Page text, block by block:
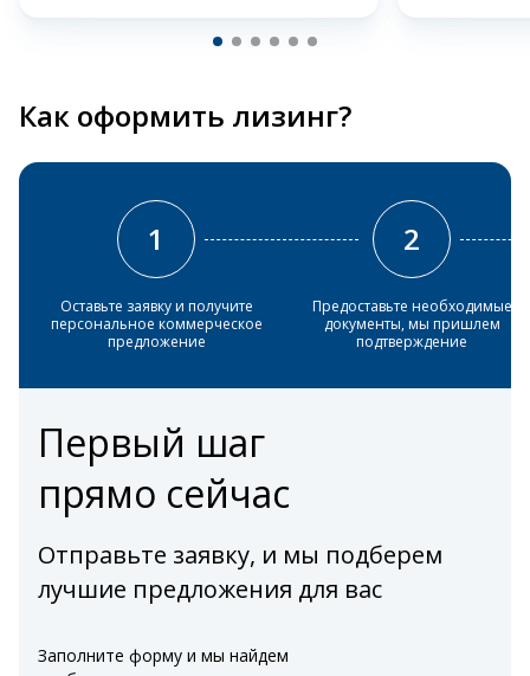
Как оформить лизинг?
1
Оставьте заявку и получите
персональное коммерческое
предложение
2
Предоставьте необходимые
документы, мы пришлем
подтверждение
Первый шаг
прямо сейчас
Отправьте заявку, и мы подберем
лучшие предложения для вас
Заполните форму и мы найдем